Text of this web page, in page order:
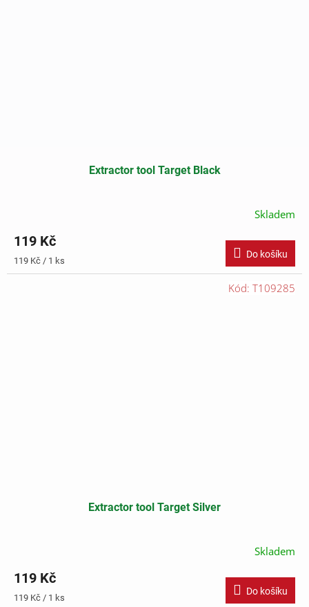
Extractor tool Target Black
Skladem
119 Kč
Měrná
cena:
119 Kč / 1 ks
Do košíku
Extractor tool Target Silver
Skladem
119 Kč
Měrná
119 Kč / 1 ks
Do košíku
Kód: T109285